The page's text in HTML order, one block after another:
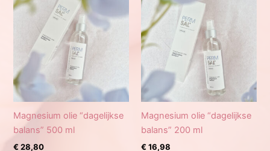
de
Magnesium olie “dagelijkse
balans” 500 ml
€ 28,80
Magnesium olie “dagelijkse
balans” 200 ml
€16,98